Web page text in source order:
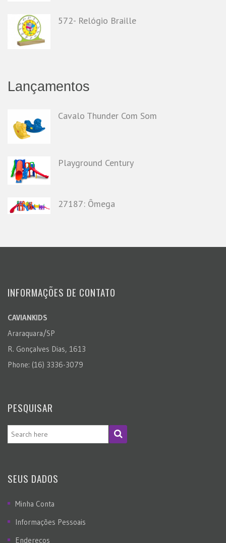
572- Relógio Braille
Lançamentos
Cavalo Thunder Com Som
Playground Century
27187: Ômega
INFORMAÇÕES DE CONTATO
CAVIANKIDS
Araraquara/SP
R. Gonçalves Dias, 1613
Phone: (16) 3336-3079
PESQUISAR
SEUS DADOS
Minha Conta
Informações Pessoais
Endereços